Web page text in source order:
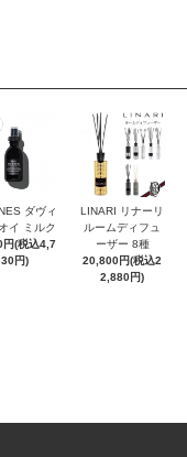
ダヴィ
イ ミルク
(税込4,7
30円)
LINARI リナーリ
ルームディフュ
ーザー 8種
20,800円(税込2
2,880円)